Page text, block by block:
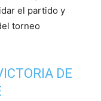
el partido y
torneo
DE